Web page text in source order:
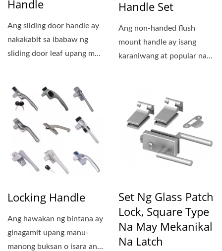
Handle
Ang sliding door handle ay
nakakabit sa ibabaw ng
sliding door leaf upang mas
Handle Set
Ang non-handed flush
mount handle ay isang
karaniwang at popular na
Locking Handle
Ang hawakan ng bintana ay
ginagamit upang manu-
manong buksan o isara ang
Set Ng Glass Patch
Lock, Square Type
Na May Mekanikal
Na Latch